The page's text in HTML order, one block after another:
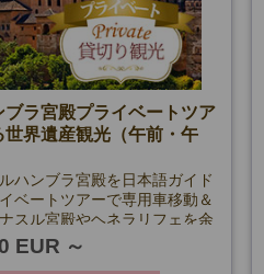
ブラ宮殿プライベートツア
界遺産観光（午前・午
ハンブラ宮殿を日本語ガイド
ベートツアーで専用車移動＆
スル宮殿やヘネラリフェを余
後もグラナダ観光を満喫でき
EUR